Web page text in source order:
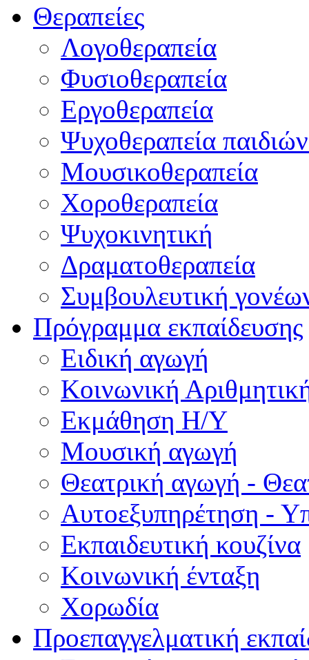
Θεραπείες
Λογοθεραπεία
Φυσιοθεραπεία
Εργοθεραπεία
Ψυχοθεραπεία
Μουσικοθεραπεία
Χοροθεραπεία
Ψυχοκινητική
Δραματοθεραπεία
Συμβουλευτική
Πρόγραμμα εκπαίδευσης
Ειδική αγωγή
Κοινωνική
Εκμάθηση Η/Υ
Μουσική αγωγή
Θεατρική αγωγή -
Αυτοεξυπηρέτηση -
Εκπαιδευτική κουζίνα
Κοινωνική ένταξη
Χορωδία
Προεπαγγελματική